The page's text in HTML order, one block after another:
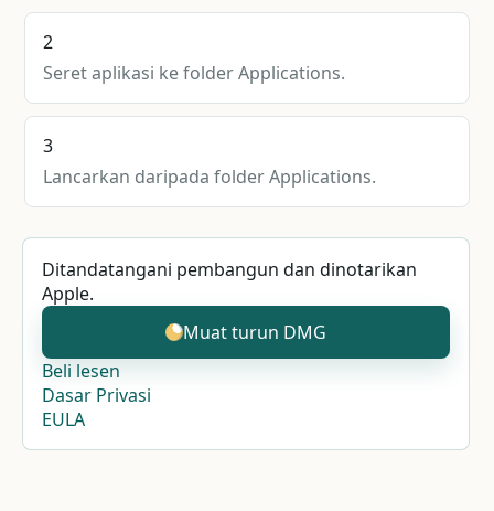
2
Seret aplikasi ke folder Applications.
3
Lancarkan daripada folder Applications.
Ditandatangani pembangun dan dinotarikan
Apple.
Muat turun DMG
Beli lesen
Dasar Privasi
EULA